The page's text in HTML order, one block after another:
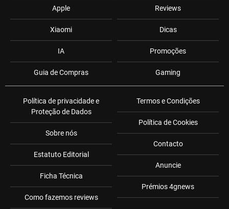
Apple
Xiaomi
IA
Guia de Compras
Reviews
Dicas
Promoções
Gaming
Política de privacidade e
Proteção de Dados
Sobre nós
Estatuto Editorial
Ficha Técnica
Como fazemos reviews
Termos e Condições
Política de Cookies
Contacto
Anuncie
Prémios 4gnews